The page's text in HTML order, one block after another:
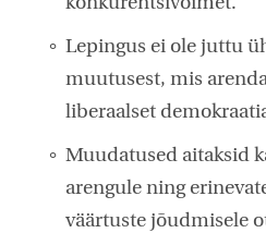
Lepingus ei ole juttu
muutusest, mis
liberaalset
Muudatused aitaksid
arengule ning
väärtuste jõudmisele